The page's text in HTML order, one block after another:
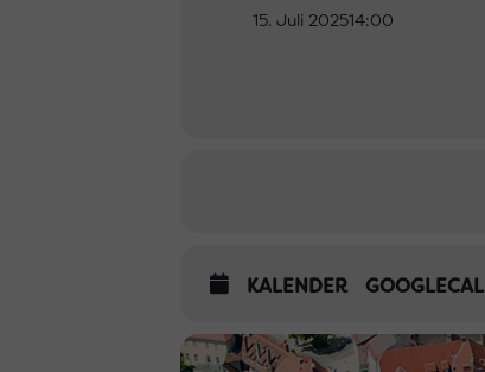
15. Juli 202514:00
KALENDER GOOGLECAL